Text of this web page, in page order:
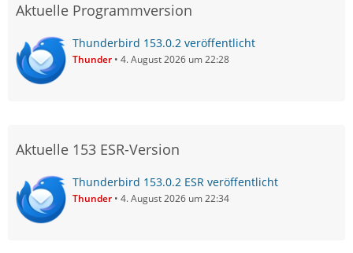
Aktuelle Programmversion
Thunderbird 153.0.2 veröffentlicht
Thunder 4. August 2026 um 22:28
Aktuelle 153 ESR-Version
Thunderbird 153.0.2 ESR veröffentlicht
Thunder 4. August 2026 um 22:34